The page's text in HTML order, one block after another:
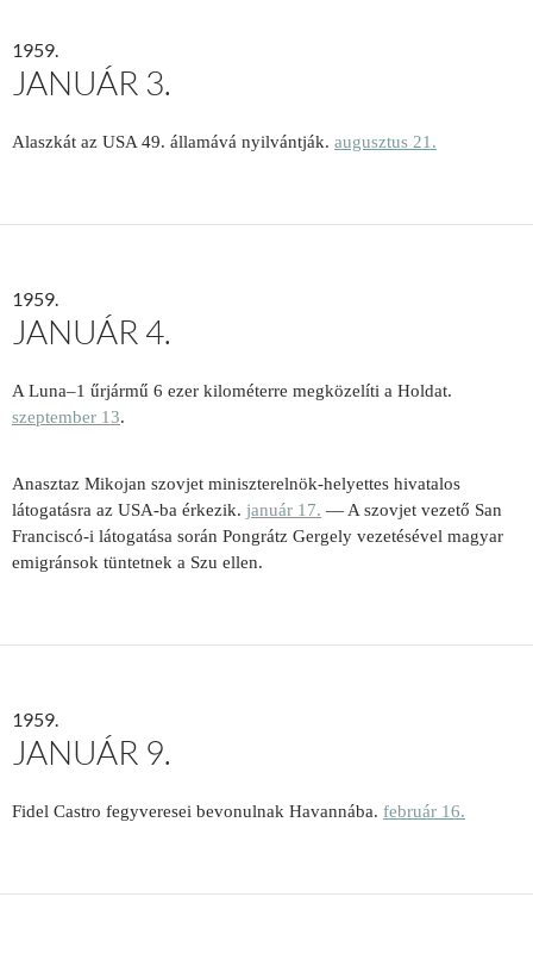
1959.
JANUÁR 3.
Alaszkát az USA 49. államává nyilvántják. augusztus 21.
1959.
JANUÁR 4.
A Luna–1 űrjármű 6 ezer kilométerre megközelíti a Holdat.
szeptember 13.
Anasztaz Mikojan szovjet miniszterelnök-helyettes hivatalos
látogatásra az USA-ba érkezik. január 17. — A szovjet vezető San
Franciscó-i látogatása során Pongrátz Gergely vezetésével magyar
emigránsok tüntetnek a Szu ellen.
1959.
JANUÁR 9.
Fidel Castro fegyveresei bevonulnak Havannába. február 16.